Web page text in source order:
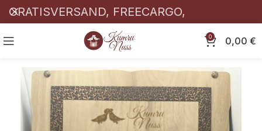
0 0,00 €
GRATISVERSAND, FREECARGO,
KOSTENLOSER! 🎉